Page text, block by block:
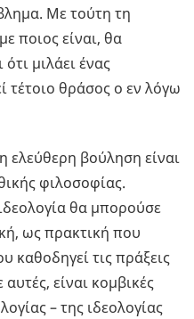
Με τούτη τη
ποιος είναι, θα
μιλάει ένας
τέτοιο θράσος ο εν λόγω
ελεύθερη βούληση είναι
φιλοσοφίας.
θα μπορούσε
ως πρακτική που
καθοδηγεί τις πράξεις
είναι κομβικές
– της ιδεολογίας